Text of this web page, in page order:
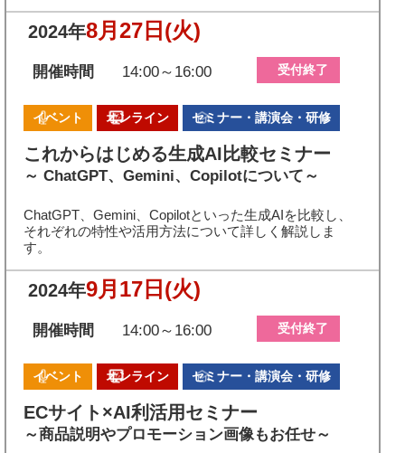
2024年8月27日 (火)
開催時間 14:00～16:00 受付終了
イベント オンライン セミナー・講演会・研修
これからはじめる生成AI比較セミナー
～ ChatGPT、Gemini、Copilotについて～
ChatGPT、Gemini、Copilotといった生成AIを比較し、
それぞれの特性や活用方法について詳しく解説しま
す。
2024年9月17日 (火)
開催時間 14:00～16:00 受付終了
イベント オンライン セミナー・講演会・研修
ECサイト×AI利活用セミナー
～商品説明やプロモーション画像もお任せ～